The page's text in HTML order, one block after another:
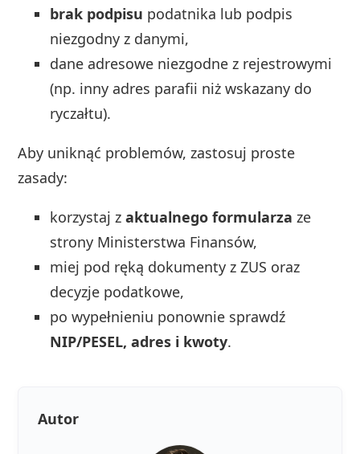
brak podpisu podatnika lub podpis
niezgodny z danymi,
dane adresowe niezgodne z rejestrowymi
(np. inny adres parafii niż wskazany do
ryczałtu).
Aby uniknąć problemów, zastosuj proste
zasady:
korzystaj zaktualnego formularza ze
strony Ministerstwa Finansów,
miej pod ręką dokumenty z ZUS oraz
decyzje podatkowe,
po wypełnieniu ponownie sprawdź
NIP/PESEL, adres i kwoty.
Autor